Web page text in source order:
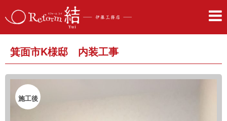
箕面市K様邸 内装工事
施工後